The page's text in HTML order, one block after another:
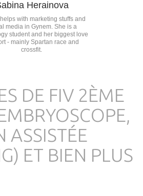
Herainova
with marketing stuffs and
media in Gynem. She is a
student and her biggest love
- mainly Spartan race and
crossfit.
DE FIV 2ÈME
ASSISTÉE
ET BIEN PLUS